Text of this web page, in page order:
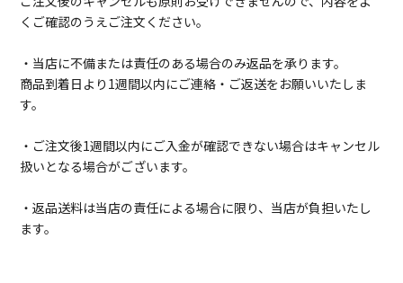
くご確認のうえご注文ください。
・当店に不備または責任のある場合のみ返品を承ります。
商品到着日より1週間以内にご連絡・ご返送をお願いいたしま
す。
・ご注文後1週間以内にご入金が確認できない場合はキャンセル
扱いとなる場合がございます。
・返品送料は当店の責任による場合に限り、当店が負担いたし
ます。